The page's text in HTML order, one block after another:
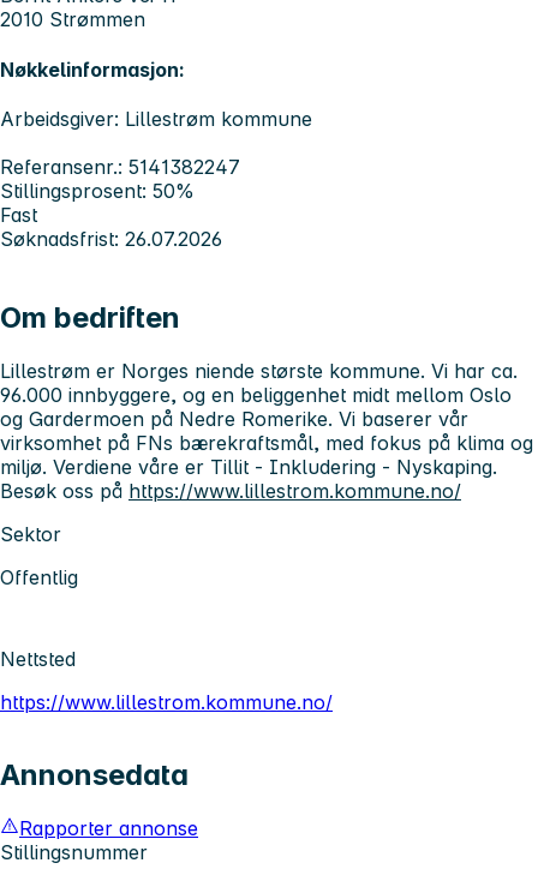
2010 Strømmen
Nøkkelinformasjon:
Arbeidsgiver: Lillestrøm kommune
Referansenr.: 5141382247
Stillingsprosent: 50%
Fast
Søknadsfrist: 26.07.2026
Om bedriften
Lillestrøm er Norges niende største kommune. Vi har ca.
96.000 innbyggere, og en beliggenhet midt mellom Oslo
og Gardermoen på Nedre Romerike. Vi baserer vår
virksomhet på FNs bærekraftsmål, med fokus på klima og
miljø. Verdiene våre er Tillit - Inkludering - Nyskaping.
Besøk oss på https://www.lillestrom.kommune.no/
Sektor
Offentlig
Nettsted
https://www.lillestrom.kommune.no/
Annonsedata
Rapporter annonse
Stillingsnummer